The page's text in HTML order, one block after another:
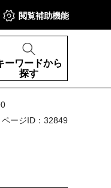
閲覧補助機能
ーワードから
探す
ページID：32849